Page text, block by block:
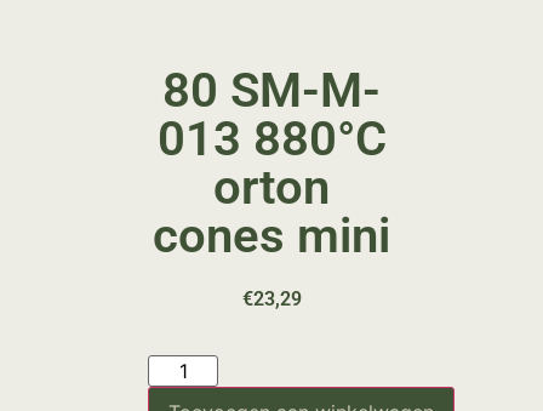
80 SM-M-
013 880°C
orton
cones mini
€23,29